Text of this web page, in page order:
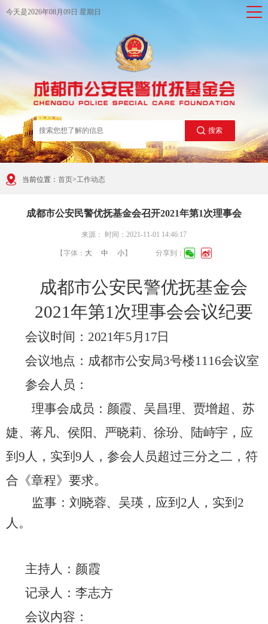
今天是2026年08月09日 星期日
搜索
当前位置： 首页>工作动态
成都市公安民警优抚基金会召开2021年第1次理事会
来源： 时间：2021-11-01 14:46:17
【字体： 大 中 小】 分享到：
成都市公安民警优抚基金会
2021年第1 次理事会会议纪要
会议时间： 2021年5月 17日
会议地点： 成都市公安局3号楼1116会议室
参会人员：
理事会成员： 颜霞、吴昌理、贾增超、苏
婕、蒋凡、侯阳、严晓莉、徐玢、陆峙宇 ， 应
到 9人，实到 9人，参会人员超过三分之二，符
合《章程》要求。
监事： 刘晓蓉、吴瑛 ， 应到 2人，实到 2
人。
主持人： 颜霞
记录人： 李志方
会议内容：